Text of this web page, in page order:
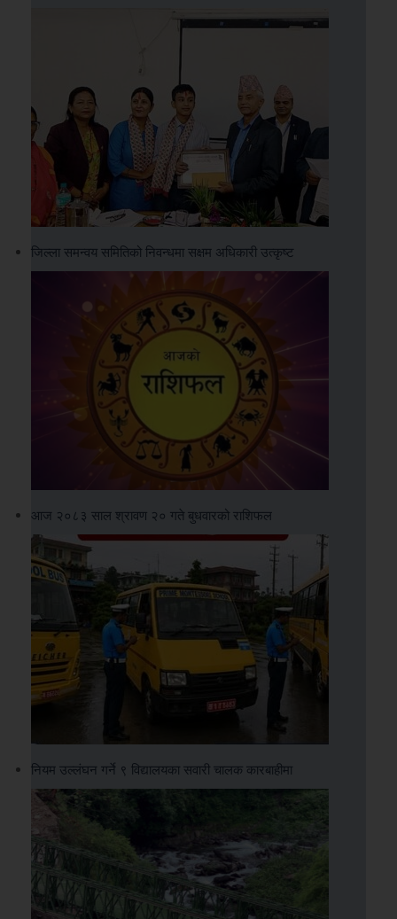
जिल्ला समन्वय समितिको निवन्धमा सक्षम अधिकारी उत्कृष्ट
आज २०८३ साल श्रावण २० गते बुधवारको राशिफल
नियम उल्लंघन गर्ने ९ विद्यालयका सवारी चालक कारबाहीमा